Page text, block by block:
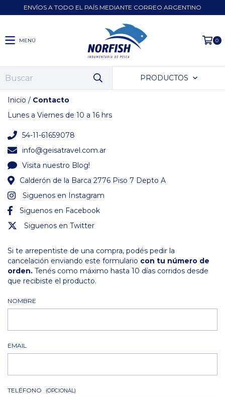
ENVÍOS A TODO EL PAÍS MEDIANTE CORREO ARGENTINO
MENÚ 0
PRODUCTOS
Inicio / Contacto
Lunes a Viernes de 10 a 16 hrs
54-11-61659078
info@geisatravel.com.ar
Visita nuestro Blog!
Calderón de la Barca 2776 Piso 7 Depto A
Siguenos en Instagram
Siguenos en Facebook
Siguenos en Twitter
Si te arrepentiste de una compra, podés pedir la
cancelación enviando este formulario con tu número de
orden. Tenés como máximo hasta 10 días corridos desde
que recibiste el producto.
NOMBRE
EMAIL
TELÉFONO (OPCIONAL)